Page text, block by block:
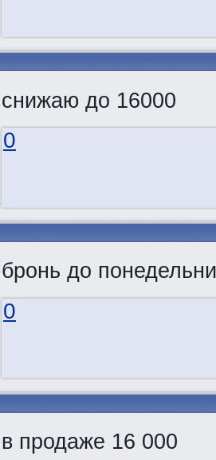
снижаю до 16000
0
бронь до
0
в продаже 16 000